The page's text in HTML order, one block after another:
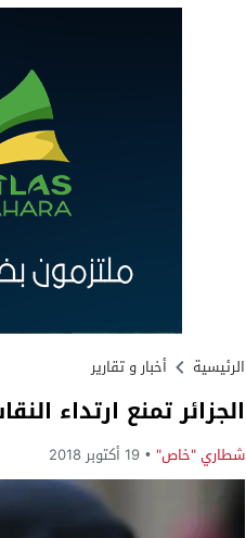
Stop
الرئيسية أخبار و تقارير
الجزائر تمنع ارتداء
شطاري "خاص" 19 أكتوبر 2018